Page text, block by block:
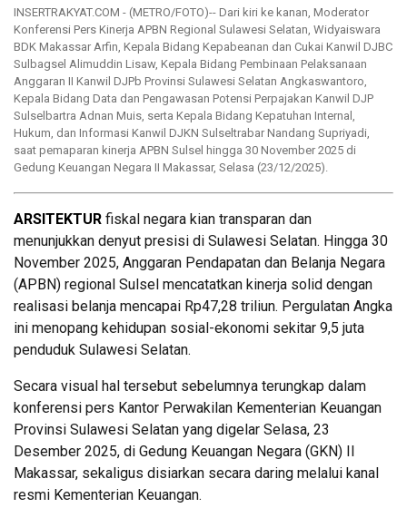
INSERTRAKYAT.COM - (METRO/FOTO)-- Dari kiri ke kanan, Moderator
Konferensi Pers Kinerja APBN Regional Sulawesi Selatan, Widyaiswara
BDK Makassar Arfin, Kepala Bidang Kepabeanan dan Cukai Kanwil DJBC
Sulbagsel Alimuddin Lisaw, Kepala Bidang Pembinaan Pelaksanaan
Anggaran II Kanwil DJPb Provinsi Sulawesi Selatan Angkaswantoro,
Kepala Bidang Data dan Pengawasan Potensi Perpajakan Kanwil DJP
Sulselbartra Adnan Muis, serta Kepala Bidang Kepatuhan Internal,
Hukum, dan Informasi Kanwil DJKN Sulseltrabar Nandang Supriyadi,
saat pemaparan kinerja APBN Sulsel hingga 30 November 2025 di
Gedung Keuangan Negara II Makassar, Selasa (23/12/2025).
ARSITEKTUR fiskal negara kian transparan dan
menunjukkan denyut presisi di Sulawesi Selatan. Hingga 30
November 2025, Anggaran Pendapatan dan Belanja Negara
(APBN) regional Sulsel mencatatkan kinerja solid dengan
realisasi belanja mencapai Rp47,28 triliun. Pergulatan Angka
ini menopang kehidupan sosial-ekonomi sekitar 9,5 juta
penduduk Sulawesi Selatan.
Secara visual hal tersebut sebelumnya terungkap dalam
konferensi pers Kantor Perwakilan Kementerian Keuangan
Provinsi Sulawesi Selatan yang digelar Selasa, 23
Desember 2025, di Gedung Keuangan Negara (GKN) II
Makassar, sekaligus disiarkan secara daring melalui kanal
resmi Kementerian Keuangan.